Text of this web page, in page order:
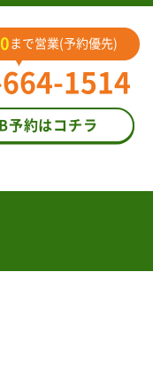
まで営業(予約優先)
1514
予約はコチラ